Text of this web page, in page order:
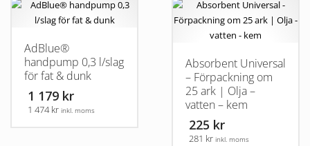
AdBlue®
handpump 0,3 l/slag
för fat & dunk
1 179 kr
1 474 kr inkl. moms
Absorbent Universal
– Förpackning om
25 ark | Olja –
vatten – kem
225 kr
281 kr inkl. moms